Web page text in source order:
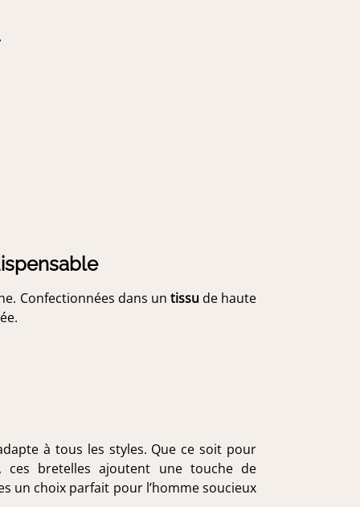
Confectionnées dans un tissu de haute
à tous les styles. Que ce soit pour
ces bretelles ajoutent une touche de
un choix parfait pour l’homme soucieux